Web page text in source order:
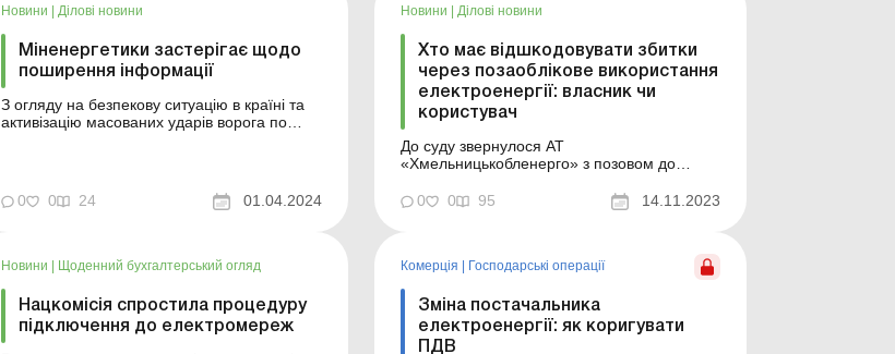
&nd...
Новини Ділові новини
Міненергетики застерігає щодо
поширення інформації
З огляду на безпекову ситуацію в країні та
активізацію масованих ударів ворога по
та органів місцевого самоврядування,
державних та приватних підприємств і
0 0 24 01.04.2024
Новини Ділові новини
Хто має відшкодовувати збитки
через позаоблікове використання
електроенергії: власник чи
користувач
До суду звернулося АТ
«Хмельницькобленерго» з позовом до
29 319 грн збитків, завданих самовільним
позаобліковим використанням
Старосинявського РЕМ у її будинку...
0 0 95 14.11.2023
Новини Щоденний бухгалтерський огляд
Нацкомісія спростила процедуру
підключення до електромереж
Комерція Господарські операції
Зміна постачальника
електроенергії: як коригувати
ПДВ